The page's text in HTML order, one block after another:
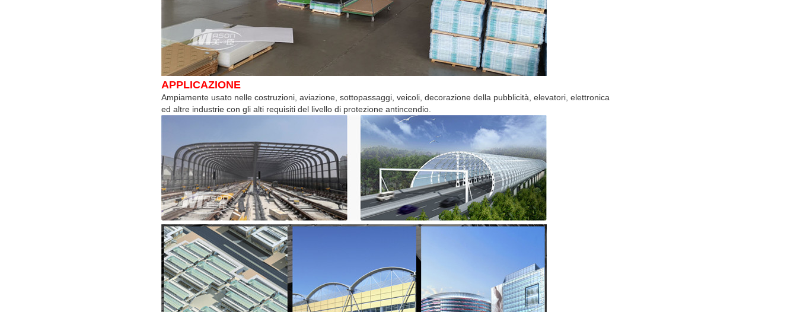
APPLICAZIONE
Ampiamente usato nelle costruzioni, aviazione, sottopassaggi, veicoli, decorazione della pubblicità, elevatori, elettronica
ed altre industrie con gli alti requisiti del livello di protezione antincendio.